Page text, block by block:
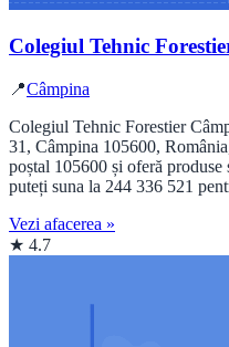
Colegiul Tehnic
📍Câmpina
Colegiul Tehnic Forestier
31, Câmpina 105600,
poștal 105600 și oferă
puteți suna la 244 336 521
Vezi afacerea »
★ 4.7